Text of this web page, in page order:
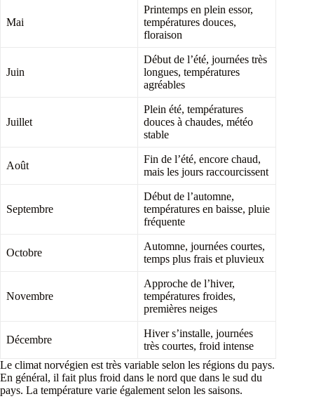
Mai
Printemps en plein essor,
températures douces,
floraison
Juin
Début de l’été, journées très
longues, températures
agréables
Juillet
Plein été, températures
douces à chaudes, météo
stable
Août
Fin de l’été, encore chaud,
mais les jours raccourcissent
Septembre
Début de l’automne,
températures en baisse, pluie
fréquente
Octobre
Automne, journées courtes,
temps plus frais et pluvieux
Novembre
Approche de l’hiver,
températures froides,
premières neiges
Décembre
Hiver s’installe, journées
très courtes, froid intense
Le climat norvégien est très variable selon les régions du pays.
En général, il fait plus froid dans le nord que dans le sud du
pays. La température varie également selon les saisons.